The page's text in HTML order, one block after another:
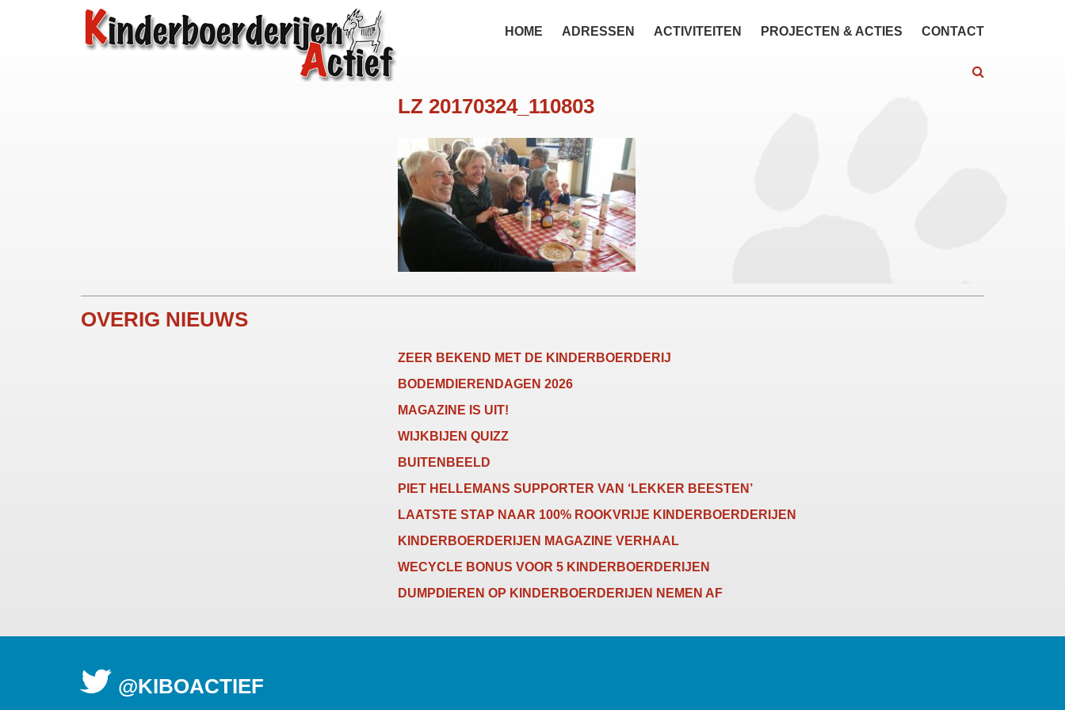
HOME ADRESSEN ACTIVITEITEN PROJECTEN & ACTIES CONTACT
LZ 20170324_110803
OVERIG NIEUWS
ZEER BEKEND MET DE KINDERBOERDERIJ
BODEMDIERENDAGEN 2026
MAGAZINE IS UIT!
WIJKBIJEN QUIZZ
BUITENBEELD
PIET HELLEMANS SUPPORTER VAN ‘LEKKER BEESTEN’
LAATSTE STAP NAAR 100% ROOKVRIJE KINDERBOERDERIJEN
KINDERBOERDERIJEN MAGAZINE VERHAAL
WECYCLE BONUS VOOR 5 KINDERBOERDERIJEN
DUMPDIEREN OP KINDERBOERDERIJEN NEMEN AF
@KIBOACTIEF